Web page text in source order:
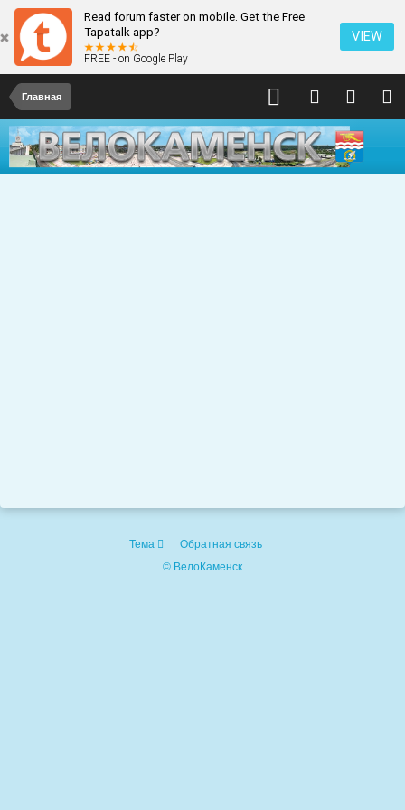
Read forum faster on mobile. Get the Free
Tapatalk app?
FREE - on Google Play
VIEW
Главная
Тема
Обратная связь
© ВелоКаменск